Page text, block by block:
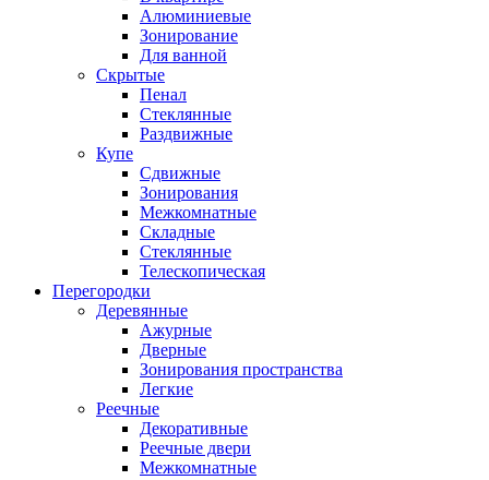
Алюминиевые
Зонирование
Для ванной
Скрытые
Пенал
Стеклянные
Раздвижные
Купе
Сдвижные
Зонирования
Межкомнатные
Складные
Стеклянные
Телескопическая
Перегородки
Деревянные
Ажурные
Дверные
Зонирования пространства
Легкие
Реечные
Декоративные
Реечные двери
Межкомнатные